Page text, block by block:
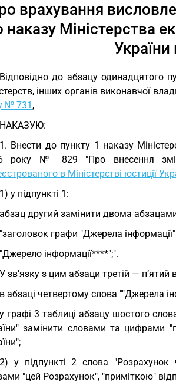
врахування
наказу Міністерства
Відповідно до абзацу одинадцятого
інших органів виконавчої
№ 731 ,
НАКАЗУЮ:
1. Внести до пункту 1 наказу
року № 829 "Про внесення змін
в Міністерстві юстиції
1) у підпункті 1:
абзац другий замінити двома
"заголовок графи "Джерела інформації"
"Джерело інформації****";".
У зв’язку з цим абзаци третій —
в абзаці четвертому слова ""Джерела
у графі 3 таблиці абзацу шостого
замінити словами та цифрами
2) у підпункті 2 слова "Розрахунок
"цей Розрахунок", "приміткою"